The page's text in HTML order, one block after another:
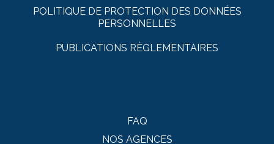
POLITIQUE DE PROTECTION DES DONNÉES
PERSONNELLES
PUBLICATIONS RÈGLEMENTAIRES
FAQ
NOS AGENCES